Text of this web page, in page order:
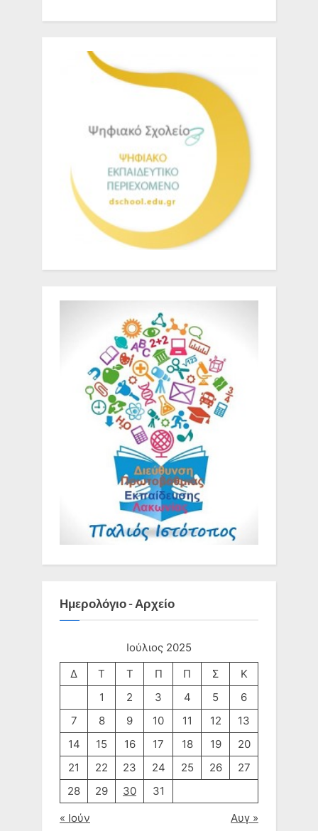
Ημερολόγιο - Αρχείο
Ιούλιος 2025
Δ
Τ Τ Π Π Σ
Κ
1
2 3 4 5
6
7
8 9 10 11 12
13
14
15 16 17 18 19
20
21
22 23 24 25 26
27
28
29 30
31
« Ιούν
Αυγ »